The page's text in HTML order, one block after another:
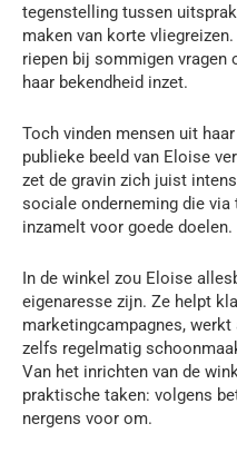
tegenstelling tussen
maken van korte
riepen bij sommigen vragen
haar bekendheid inzet.
Toch vinden mensen uit
publieke beeld van Eloise
zet de gravin zich juist
sociale onderneming die via
inzamelt voor goede doelen.
In de winkel zou Eloise
eigenaresse zijn. Ze helpt
marketingcampagnes,
zelfs regelmatig
Van het inrichten van de
praktische taken: volgens
nergens voor om.